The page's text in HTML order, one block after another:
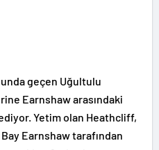
geçen Uğultulu
Earnshaw arasındaki
Yetim olan Heathcliff,
Earnshaw tarafından